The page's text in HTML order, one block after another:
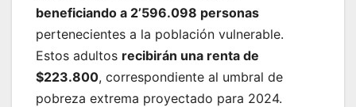
beneficiando a 2’596.098 personas
pertenecientes a la población vulnerable.
Estos adultos recibirán una renta de
$223.800, correspondiente al umbral de
pobreza extrema proyectado para 2024.